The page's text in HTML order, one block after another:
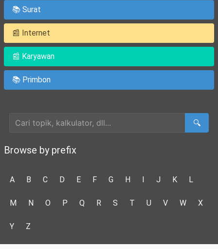
📚 Surat
📰 Internet
📰 Karyawan
📚 Primbon
🔍
Browse by prefix
A B C D E F G H I J K L
M N O P Q R S T U V W X
Y Z